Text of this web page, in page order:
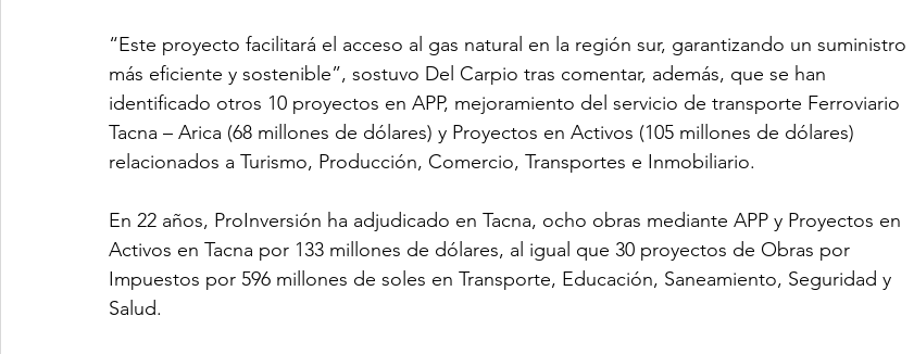
“Este proyecto facilitará el acceso al gas natural en la región sur, garantizando un suministro
más eficiente y sostenible”, sostuvo Del Carpio tras comentar, además, que se han
identificado otros 10 proyectos en APP, mejoramiento del servicio de transporte Ferroviario
Tacna – Arica (68 millones de dólares) y Proyectos en Activos (105 millones de dólares)
relacionados a Turismo, Producción, Comercio, Transportes e Inmobiliario.
En 22 años, ProInversión ha adjudicado en Tacna, ocho obras mediante APP y Proyectos en
Activos en Tacna por 133 millones de dólares, al igual que 30 proyectos de Obras por
Impuestos por 596 millones de soles en Transporte, Educación, Saneamiento, Seguridad y
Salud.